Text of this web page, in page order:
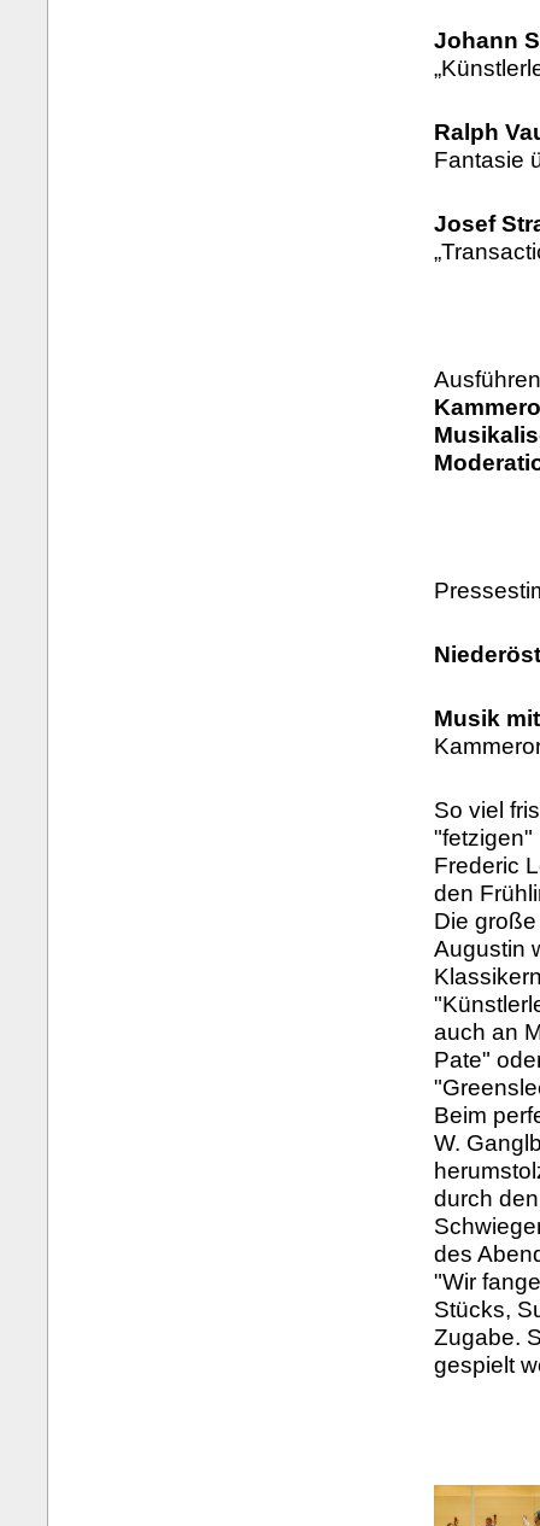
Johann
Ralph
Fantasie
Josef
Musik
So viel
"fetzigen"
Frederic
den
Die
Augustin
auch an
Pate"
Beim
W.
durch
des
"Wir
Stücks,
Zugabe.
gespielt